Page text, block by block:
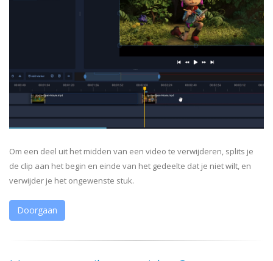
Om een deel uit het midden van een video te verwijderen, splits je
de clip aan het begin en einde van het gedeelte dat je niet wilt, en
verwijder je het ongewenste stuk.
Doorgaan